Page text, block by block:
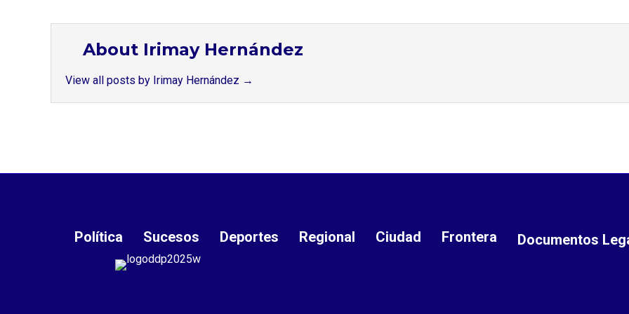
About Irimay Hernández
View all posts by Irimay Hernández →
Política Sucesos Deportes Regional Ciudad Frontera Documentos